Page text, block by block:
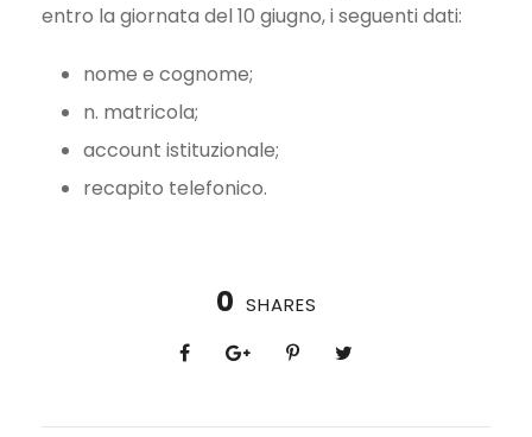
entro la giornata del 10 giugno, i seguenti dati:
nome e cognome;
n. matricola;
account istituzionale;
recapito telefonico.
0 SHARES